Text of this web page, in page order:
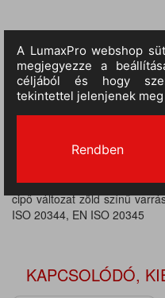
• biztonsági védőlábbeli
ellen • olajálló,
és acél felületre bevizsgált,
szivacsos bokarész és
cipő változat zöld színű
ISO 20344, EN ISO 20345
KAPCSOLÓDÓ,